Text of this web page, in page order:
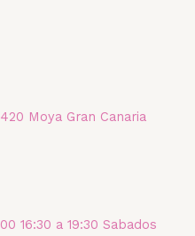
Moya Gran Canaria
16:30 a 19:30 Sabados